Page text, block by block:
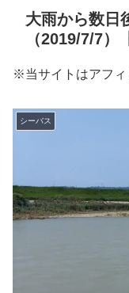
大雨から数日
（2019/7/7）
※当サイトはアフィ
シーバス